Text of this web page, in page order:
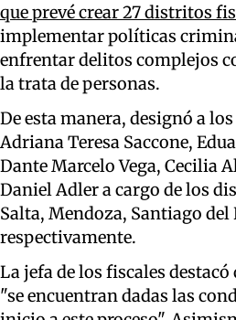
que prevé crear 27 distritos
implementar políticas
enfrentar delitos complejos
la trata de personas.
De esta manera, designó a
Adriana Teresa Saccone,
Dante Marcelo Vega, Cecilia
Daniel Adler a cargo de los
Salta, Mendoza, Santiago del
respectivamente.
La jefa de los fiscales destacó
"se encuentran dadas las